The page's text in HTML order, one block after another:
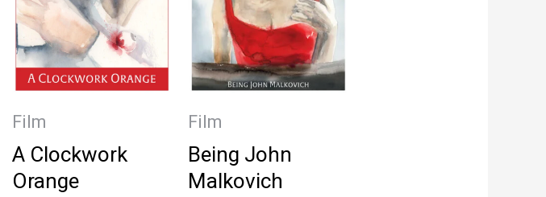
Film
A Clockwork
Orange
Film
Being John
Malkovich